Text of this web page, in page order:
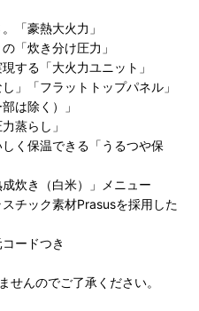
「豪熱大火力」
「炊き分け圧力」
する「大火力ユニット」
」「フラットトップパネル」
は除く）」
蒸らし」
く保温できる「うるつや保
炊き（白米）」メニュー
チック素材Prasusを採用した
ードつき
せんのでご了承ください。